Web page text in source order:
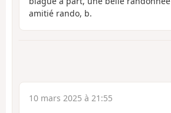
amitié rando, b.
10 mars 2025 à 21:55